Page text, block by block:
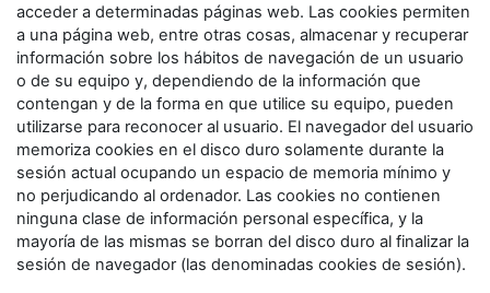
acceder a determinadas páginas web. Las cookies permiten
a una página web, entre otras cosas, almacenar y recuperar
información sobre los hábitos de navegación de un usuario
o de su equipo y, dependiendo de la información que
contengan y de la forma en que utilice su equipo, pueden
utilizarse para reconocer al usuario. El navegador del usuario
memoriza cookies en el disco duro solamente durante la
sesión actual ocupando un espacio de memoria mínimo y
no perjudicando al ordenador. Las cookies no contienen
ninguna clase de información personal específica, y la
mayoría de las mismas se borran del disco duro al finalizar la
sesión de navegador (las denominadas cookies de sesión).